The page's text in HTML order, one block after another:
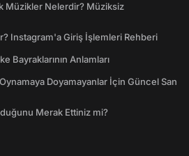
Müzikler Nelerdir? Müziksiz
Instagram'a Giriş İşlemleri Rehberi
Bayraklarının Anlamları
Doyamayanlar İçin Güncel San
Merak Ettiniz mi?